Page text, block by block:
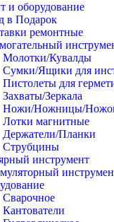
и оборудование
в Подарок
ремонтные
Молотки/Кувалды
Сумки/Ящики для
Пистолеты для
Захваты/Зеркала
Ножи/Ножницы/
Лотки магнитные
Держатели/Планки
Струбцины
инструмент
Сварочное
Кантователи